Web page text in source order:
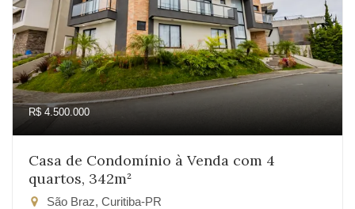
R$ 4.500.000
Casa de Condomínio à Venda com 4
quartos, 342m²
São Braz, Curitiba-PR